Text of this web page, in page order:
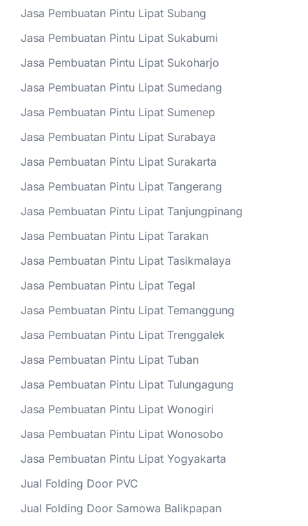
Jasa Pembuatan Pintu Lipat Subang
Jasa Pembuatan Pintu Lipat Sukabumi
Jasa Pembuatan Pintu Lipat Sukoharjo
Jasa Pembuatan Pintu Lipat Sumedang
Jasa Pembuatan Pintu Lipat Sumenep
Jasa Pembuatan Pintu Lipat Surabaya
Jasa Pembuatan Pintu Lipat Surakarta
Jasa Pembuatan Pintu Lipat Tangerang
Jasa Pembuatan Pintu Lipat Tanjungpinang
Jasa Pembuatan Pintu Lipat Tarakan
Jasa Pembuatan Pintu Lipat Tasikmalaya
Jasa Pembuatan Pintu Lipat Tegal
Jasa Pembuatan Pintu Lipat Temanggung
Jasa Pembuatan Pintu Lipat Trenggalek
Jasa Pembuatan Pintu Lipat Tuban
Jasa Pembuatan Pintu Lipat Tulungagung
Jasa Pembuatan Pintu Lipat Wonogiri
Jasa Pembuatan Pintu Lipat Wonosobo
Jasa Pembuatan Pintu Lipat Yogyakarta
Jual Folding Door PVC
Jual Folding Door Samowa Balikpapan